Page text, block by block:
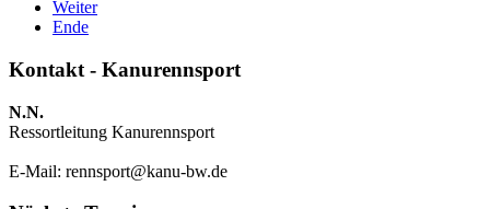
Weiter
Ende
Kontakt - Kanurennsport
N.N.
Ressortleitung Kanurennsport
E-Mail: rennsport@kanu-bw.de